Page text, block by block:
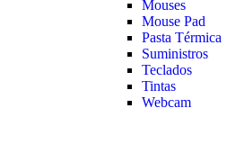
Mouses
Mouse Pad
Pasta Térmica
Suministros
Teclados
Tintas
Webcam